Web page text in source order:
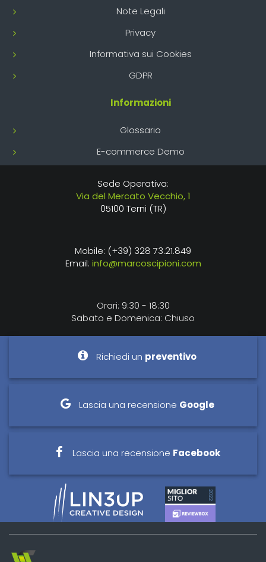
Note Legali
Privacy
Informativa sui Cookies
GDPR
Informazioni
Glossario
E-commerce Demo
Sede Operativa:
Via del Mercato Vecchio, 1
05100 Terni (TR)
Mobile: (+39) 328 73.21.849
Email: info@marcoscipioni.com
Orari: 9:30 - 18:30
Sabato e Domenica: Chiuso
Richiedi un preventivo
Lascia una recensione Google
Lascia una recensione Facebook